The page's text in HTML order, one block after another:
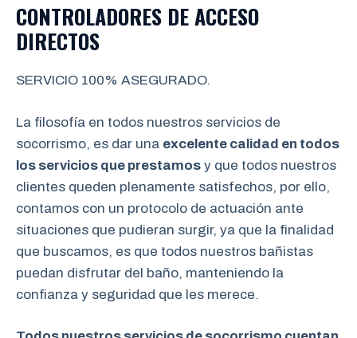
CONTROLADORES DE ACCESO
DIRECTOS
SERVICIO 100% ASEGURADO.
La filosofía en todos nuestros servicios de
socorrismo, es dar una excelente calidad en todos
los servicios que prestamos y que todos nuestros
clientes queden plenamente satisfechos, por ello,
contamos con un protocolo de actuación ante
situaciones que pudieran surgir, ya que la finalidad
que buscamos, es que todos nuestros bañistas
puedan disfrutar del baño, manteniendo la
confianza y seguridad que les merece.